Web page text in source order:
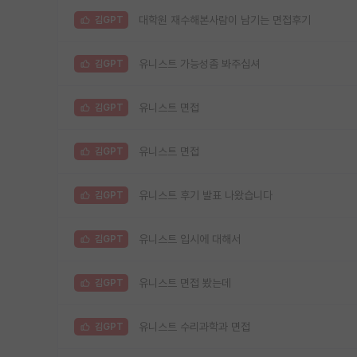
김GPT 대학원 재수해본사람이 남기는 면접후기
김GPT 유니스트 가능성좀 봐주십셔
김GPT 유니스트 면접
김GPT 유니스트 면접
김GPT 유니스트 후기 발표 나왔습니다
김GPT 유니스트 입시에 대해서
김GPT 유니스트 면접 봤는데
김GPT 유니스트 수리과학과 면접